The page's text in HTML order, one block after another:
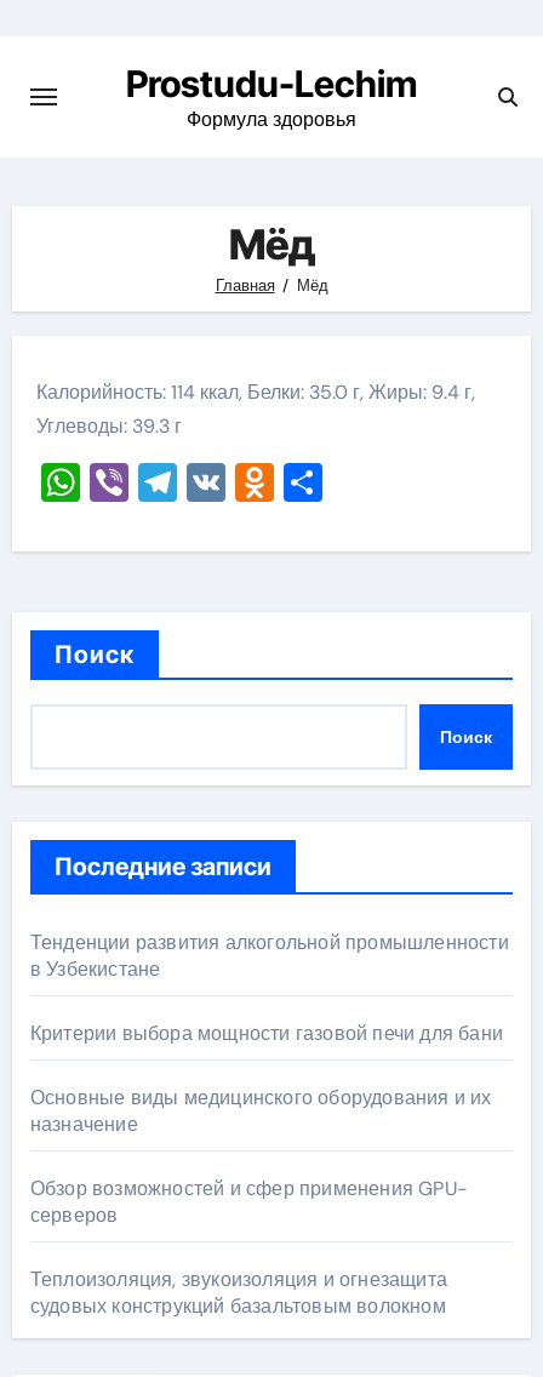
содержимому
Prostudu-Lechim
Формула здоровья
Мёд
Главная Мёд
Калорийность: 114 ккал, Белки: 35.0 г, Жиры: 9.4 г,
Углеводы: 39.3 г
WhatsApp
ViberTelegram
VKOdnoklassniki
Отправить
Поиск
Поиск
Последние записи
Тенденции развития алкогольной промышленности
в Узбекистане
Критерии выбора мощности газовой печи для бани
Основные виды медицинского оборудования и их
назначение
Обзор возможностей и сфер применения GPU-
серверов
Теплоизоляция, звукоизоляция и огнезащита
судовых конструкций базальтовым волокном